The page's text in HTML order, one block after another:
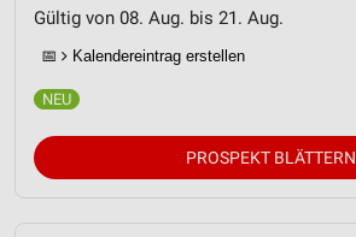
Gültig von 08. Aug. bis 21. Aug.
📅 Kalendereintrag erstellen
PROSPEKT BLÄTTERN